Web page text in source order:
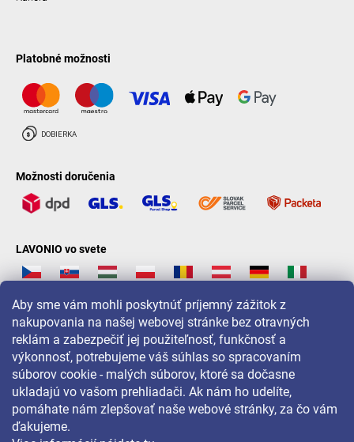
Aby sme vám mohli poskytnúť príjemný zážitok z
nakupovania na našej webovej stránke bez otravných
reklám a zabezpečiť jej použiteľnosť, funkčnosť a
výkonnosť, potrebujeme váš súhlas so spracovaním
súborov cookie - malých súborov, ktoré sa dočasne
ukladajú vo vašom prehliadači. Ak nám ho udelíte,
pomáhate nám zlepšovať naše webové stránky, za čo vám
ďakujeme.
Platobné možnosti
Možnosti doručenia
LAVONIO vo svete
Pre akcie, súťaže a zľavy nás sledujte na: